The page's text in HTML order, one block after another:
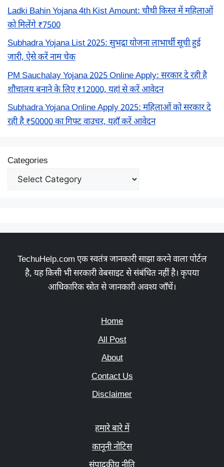
Ladki Bahin Yojana 4th Kist Amount: चौथी किस्त में महिलाओं
को मिलेंगे ₹7500
Subhadra Yojana List 2025: सुभद्रा योजना लाभार्थी सूची हुई
जारी, ऐसे करें नाम चेक
PM Sauchalay Yojana 2025 Online Apply: सरकार दे रही है
शौचालय बनाने के लिए ₹12000, यहां से करें आवेदन
Subhadra Yojana Online Apply 2025: महिलाओं को सरकार दे
रही है ₹50000 का गिफ्ट वाउचर, यहाँ करें आवेदन
Categories
TechuHelp.com एक स्वतंत्र जानकारी साझा करने वाला पोर्टल
है, यह किसी भी सरकारी वेबसाइट से संबंधित नहीं है। कृपया
आधिकारिक स्रोत से जानकारी अवश्य जाँचें।
Home
All Post
About
Contact Us
Disclaimer
हमारे बारे में
कानूनी नोटिस